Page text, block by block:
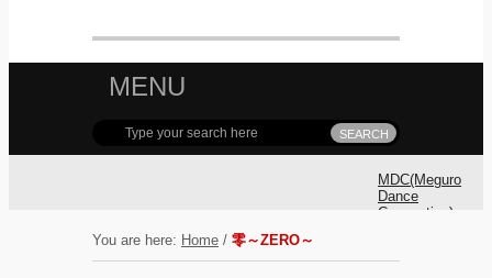
MENU
MDC(Meguro
Dance
Connection)
You are here: Home / 零～ZERO～